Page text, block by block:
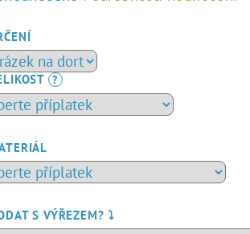
?
S VÝŘEZEM? ⤵️